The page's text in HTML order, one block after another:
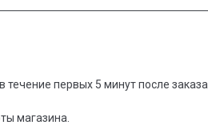
первых 5 минут после
магазина.